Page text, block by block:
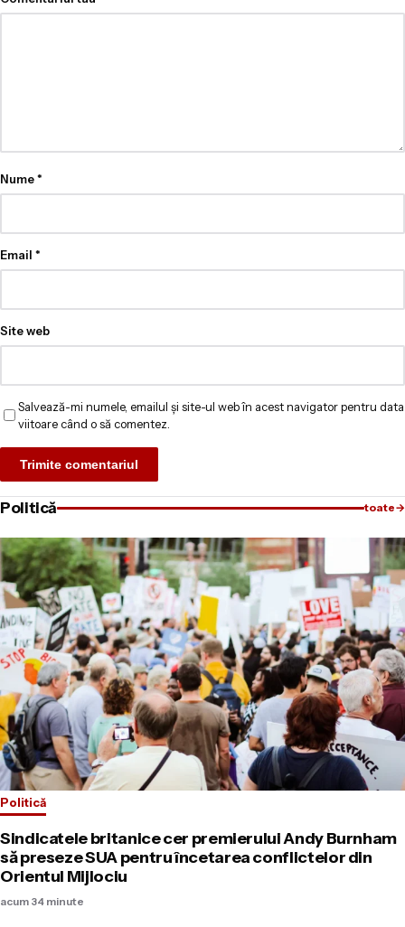
Nume*
Email *
Site web
Salvează-mi numele, emailul și site-ul web în acest navigator pentru data
viitoare când o să comentez.
Politică toate→
Politică
Sindicatele britanice cer premierului Andy Burnham
să preseze SUA pentru încetarea conflictelor din
Orientul Mijlociu
acum 34 minute